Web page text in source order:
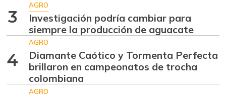
3
AGRO
Investigación podría cambiar para
siempre la producción de aguacate
4
AGRO
Diamante Caótico y Tormenta Perfecta
brillaron en campeonatos de trocha
colombiana
AGRO